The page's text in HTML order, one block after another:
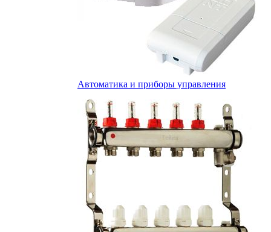
Автоматика и приборы управления